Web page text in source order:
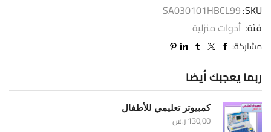
SKU:
SA030101HBCL99
فئة: أدوات منزلية
مشاركة:
ربما يعجبك أيضا
كمبيوتر تعليمي للأطفال
130,00ر.س